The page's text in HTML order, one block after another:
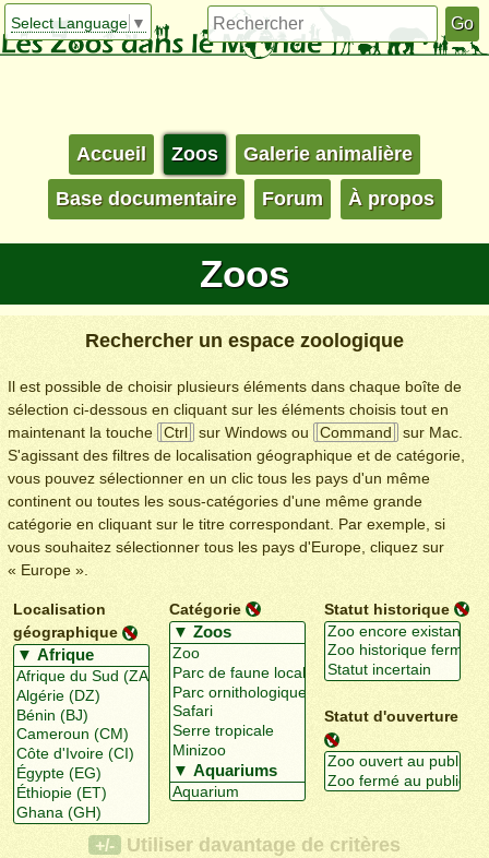
Select Language ▼
Accueil Zoos Galerie animalière
Base documentaire Forum À propos
Zoos
Rechercher un espace zoologique
Il est possible de choisir plusieurs éléments dans chaque boîte de
sélection ci-dessous en cliquant sur les éléments choisis tout en
maintenant la touche
Ctrl sur Windows ou Command
sur Mac.
S'agissant des filtres de localisation géographique et de catégorie,
vous pouvez sélectionner en un clic tous les pays d'un même
continent ou toutes les sous-catégories d'une même grande
catégorie en cliquant sur le titre correspondant. Par exemple, si
vous souhaitez sélectionner tous les pays d'Europe, cliquez sur
« Europe ».
Localisation
géographique
Catégorie Statut historique
Statut d'ouverture
+/- Utiliser davantage de critères